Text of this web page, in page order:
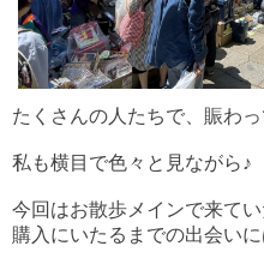
たくさんの人たちで、賑わ
私も横目で色々と見ながら♪
今回はお散歩メインで来てい
購入にいたるまでの出会いに